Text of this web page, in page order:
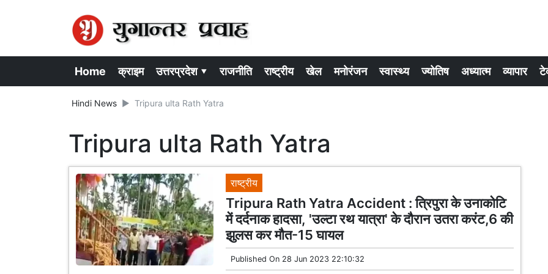
Home क्राइम उत्तरप्रदेश ▾ राजनीति राष्ट्रीय खेल मनोरंजन स्वास्थ्य ज्योतिष अध्यात्म व्यापार
Hindi News Tripura ulta Rath Yatra
Tripura ulta Rath Yatra
राष्ट्रीय
Tripura Rath Yatra Accident : त्रिपुरा के उनाकोटि
में दर्दनाक हादसा, 'उल्टा रथ यात्रा' के दौरान उतरा करंट,6 की
झुलस कर मौत-15 घायल
Published On 28 Jun 2023 22:10:32